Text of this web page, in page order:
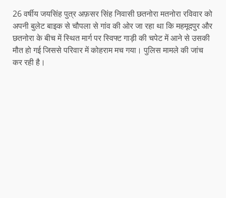
26 वर्षीय जयसिंह पुत्र अफ़सर सिंह निवासी छतनोरा मतनोरा रविवार को
अपनी बुलेट बाइक से चौपला से गांव की ओर जा रहा था कि महमूदपुर और
छतनोरा के बीच में स्थित मार्ग पर स्विफ्ट गाड़ी की चपेट में आने से उसकी
मौत हो गई जिससे परिवार में कोहराम मच गया। पुलिस मामले की जांच
कर रही है।